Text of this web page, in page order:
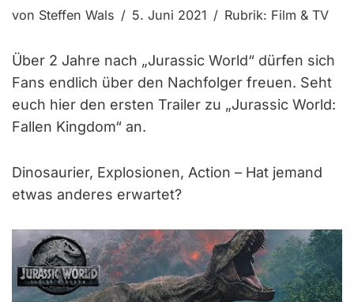
von Steffen Wals 5. Juni 2021 Rubrik: Film & TV
Über 2 Jahre nach „Jurassic World“ dürfen sich
Fans endlich über den Nachfolger freuen. Seht
euch hier den ersten Trailer zu „Jurassic World:
Fallen Kingdom“ an.
Dinosaurier, Explosionen, Action – Hat jemand
etwas anderes erwartet?